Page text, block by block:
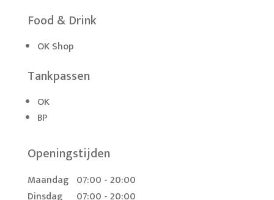
Food & Drink
OK Shop
Tankpassen
OK
BP
Openingstijden
Maandag 07:00 - 20:00
Dinsdag
07:00 - 20:00